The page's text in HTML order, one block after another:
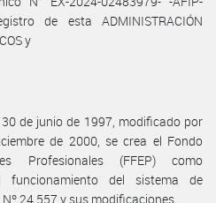
de esta ADMINISTRACIÓN
y
de junio de 1997, modificado por
de 2000, se crea el Fondo
Profesionales (FFEP) como
del sistema de
24.557 y sus modificaciones.